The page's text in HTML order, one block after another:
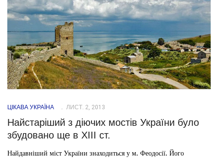
ЦІКАВА УКРАЇНА ЛИСТ. 2, 2013
Найстаріший з діючих мостів України було
збудовано ще в ХІІІ ст.
Найдавніший міст України знаходиться у м. Феодосії. Його